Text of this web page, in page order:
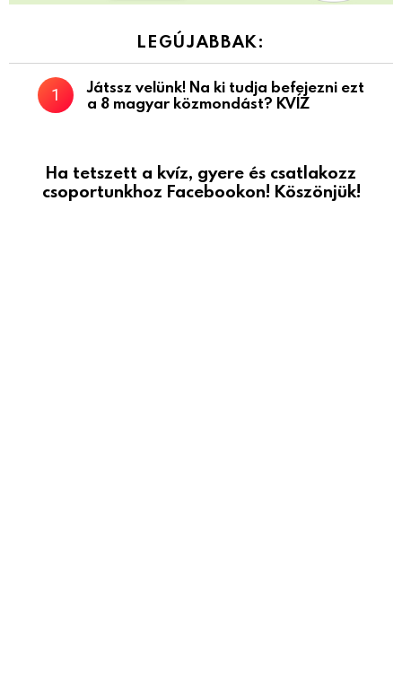
LEGÚJABBAK:
Játssz velünk! Na ki tudja befejezni ezt
a 8 magyar közmondást? KVÍZ
Ha tetszett a kvíz, gyere és csatlakozz
csoportunkhoz Facebookon! Köszönjük!